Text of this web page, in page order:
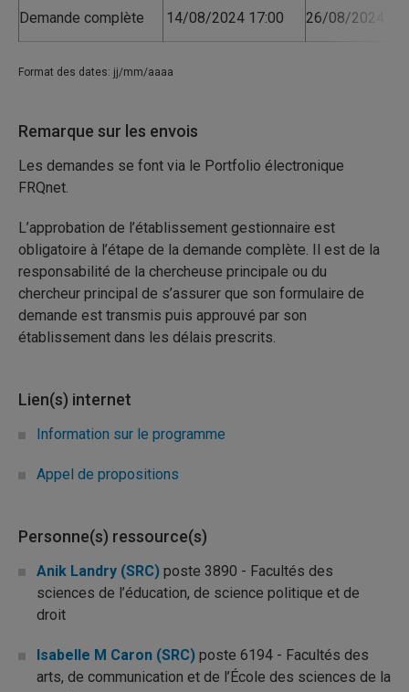
Demande complète 14/08/2024 17:00 26/08/2024
Format des dates: jj/mm/aaaa
Remarque sur les envois
Les demandes se font via le Portfolio électronique
FRQnet.
L’approbation de l’établissement gestionnaire est
obligatoire à l’étape de la demande complète. Il est de la
responsabilité de la chercheuse principale ou du
chercheur principal de s’assurer que son formulaire de
demande est transmis puis approuvé par son
établissement dans les délais prescrits.
Lien(s) internet
Information sur le programme
Appel de propositions
Personne(s) ressource(s)
Anik Landry (SRC) poste 3890 - Facultés des
sciences de l’éducation, de science politique et de
droit
Isabelle M Caron (SRC) poste 6194 - Facultés des
arts, de communication et de l’École des sciences de la